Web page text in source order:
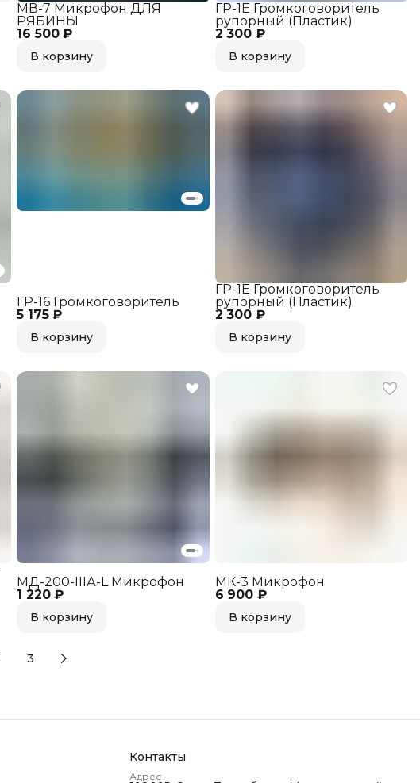
16 500 ₽
МВ-7 Микрофон ДЛЯ
РЯБИНЫ
В корзину
2 300 ₽
ГР-1Е Громкоговоритель
рупорный (Пластик)
В корзину
5 175 ₽
ГР-16 Громкоговоритель
В корзину
2 300 ₽
ГР-1Е Громкоговоритель
рупорный (Пластик)
В корзину
1 220 ₽
МД-200-IIIА-L Микрофон
В корзину
6 900 ₽
МК-3 Микрофон
В корзину
3
Контакты
Адрес